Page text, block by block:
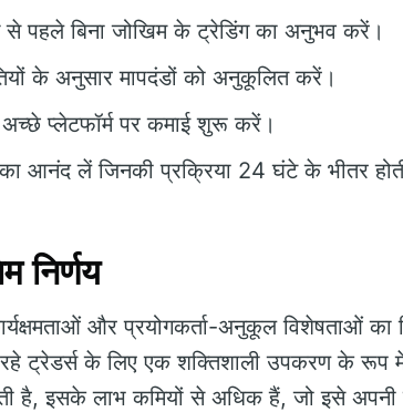
पहले बिना जोखिम के ट्रेडिंग का अनुभव करें।
के अनुसार मापदंडों को अनुकूलित करें।
प्लेटफॉर्म पर कमाई शुरू करें।
लें जिनकी प्रक्रिया 24 घंटे के भीतर
और प्रयोगकर्ता-अनुकूल विशेषताओं का
ट्रेडर्स के लिए एक शक्तिशाली उपकरण के रूप
इसके लाभ कमियों से अधिक हैं, जो इसे अपनी